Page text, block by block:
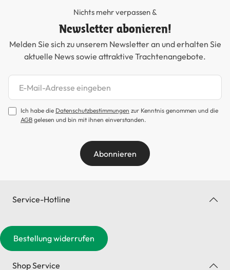
Nichts mehr verpassen &
Newsletter abonieren!
Melden Sie sich zu unserem Newsletter an und erhalten Sie
aktuelle News sowie attraktive Trachtenangebote.
Newsletter abonnieren
Ich habe die Datenschutzbestimmungen zur Kenntnis genommen und die
AGB gelesen und bin mit ihnen einverstanden.
Abonnieren
Service-Hotline
Bestellung widerrufen
Shop Service